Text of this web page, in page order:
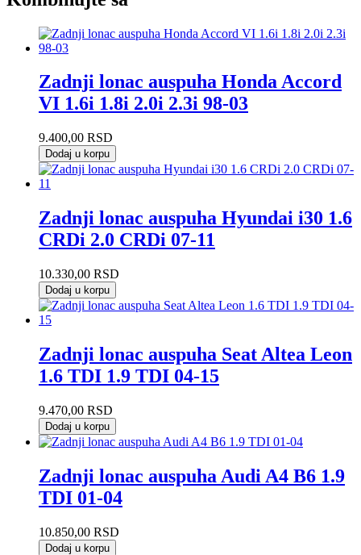
Zadnji lonac auspuha Honda Accord
VI 1.6i 1.8i 2.0i 2.3i 98-03
9.400,00 RSD
Dodaj u korpu
Zadnji lonac auspuha Hyundai i30 1.6
CRDi 2.0 CRDi 07-11
10.330,00 RSD
Dodaj u korpu
Zadnji lonac auspuha Seat Altea Leon
1.6 TDI 1.9 TDI 04-15
9.470,00 RSD
Dodaj u korpu
Zadnji lonac auspuha Audi A4 B6 1.9
TDI 01-04
10.850,00 RSD
Dodaj u korpu